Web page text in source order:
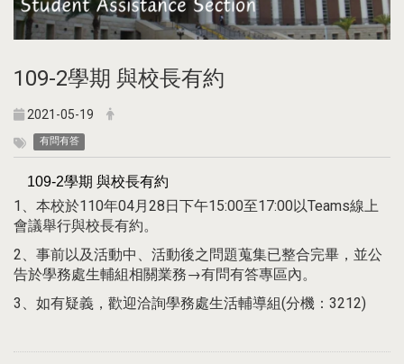
109-2學期 與校長有約
2021-05-19
有問有答
109-2學期 與校長有約
1、本校於110年04月28日下午15:00至17:00以Teams線上
會議舉行與校長有約。
2、事前以及活動中、活動後之問題蒐集已整合完畢，並公
告於學務處生輔組相關業務→有問有答專區內。
3、如有疑義，歡迎洽詢學務處生活輔導組(分機：3212)